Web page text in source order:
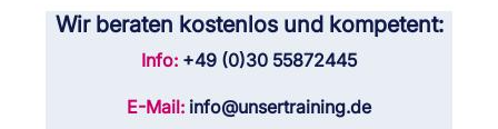
Wir beraten kostenlos und kompetent:
Info: +49 (0)30 55872445
E-Mail: info@unsertraining.de